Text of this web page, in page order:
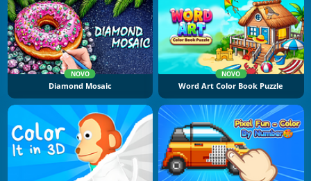
NOVO
Diamond Mosaic
NOVO
Word Art Color Book Puzzle